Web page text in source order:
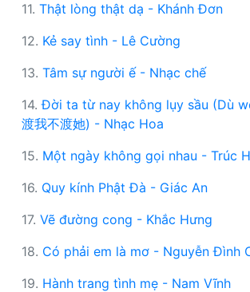
11. Thật lòng thật dạ - Khánh Đơn
12. Kẻ say tình - Lê Cường
13. Tâm sự người ế - Nhạc chế
14.Đời ta từ nay không lụy sầu (Dù
渡我不渡她) - Nhạc Hoa
15. Một ngày không gọi nhau - Trúc
16. Quy kính Phật Đà - Giác An
17. Vẽ đường cong - Khắc Hưng
18. Có phải em là mơ - Nguyễn Đình
19. Hành trang tình mẹ - Nam Vĩnh